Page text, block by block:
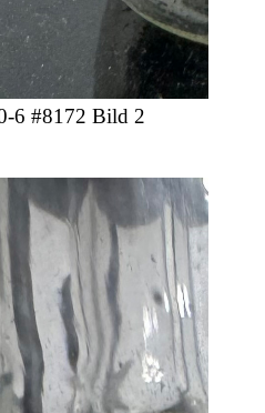
6 #8172 Bild 2